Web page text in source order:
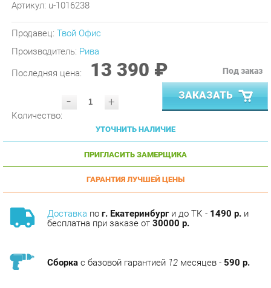
Продавец: Твой Офис
Производитель:Рива
Последняя цена: 13 390 ₽
- +
ЗАКАЗАТЬ
УТОЧНИТЬ НАЛИЧИЕ
ПРИГЛАСИТЬ ЗАМЕРЩИКА
ГАРАНТИЯ ЛУЧШЕЙ ЦЕНЫ
по г. Екатеринбурги до ТК -
бесплатна при заказе от30000 р.
Подъём на этаж - 200 р. Без лифта - 3 рубля за кг.